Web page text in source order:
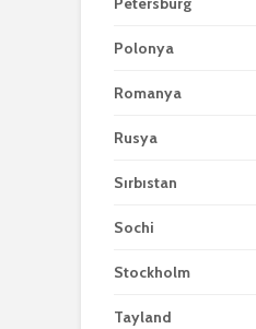
Polonya
Romanya
Rusya
Sırbıstan
Sochi
Stockholm
Tayland